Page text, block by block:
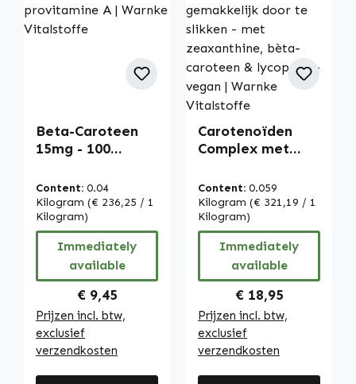
Beta-Caroteen
15mg - 100
carotenoïde -
provitamine A |
Warnke
Vitalstoffe
Content: 0.04
Kilogram (€ 236,25 / 1
Kilogram)
Immediately
available
Regular price:
€ 9,45
Prijzen incl. btw,
exclusief
verzendkosten
Carotenoïden
Complex met
capsules -
gemakkelijk door
te slikken - met
zeaxanthine,
bèta-caroteen &
lycopeen - vegan
| Warnke
Vitalstoffe
Content: 0.059
Kilogram (€ 321,19 / 1
Kilogram)
Immediately
available
Regular price:
€ 18,95
Prijzen incl. btw,
exclusief
verzendkosten